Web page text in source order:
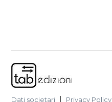
Dati societari Privacy Policy